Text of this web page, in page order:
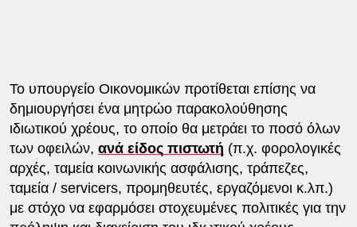
Το υπουργείο Οικονομικών προτίθεται επίσης να
δημιουργήσει ένα μητρώο παρακολούθησης
ιδιωτικού χρέους, το οποίο θα μετράει το ποσό όλων
των οφειλών, ανά είδος πιστωτή (π.χ. φορολογικές
αρχές, ταμεία κοινωνικής ασφάλισης, τράπεζες,
ταμεία / servicers, προμηθευτές, εργαζόμενοι κ.λπ.)
με στόχο να εφαρμόσει στοχευμένες πολιτικές για την